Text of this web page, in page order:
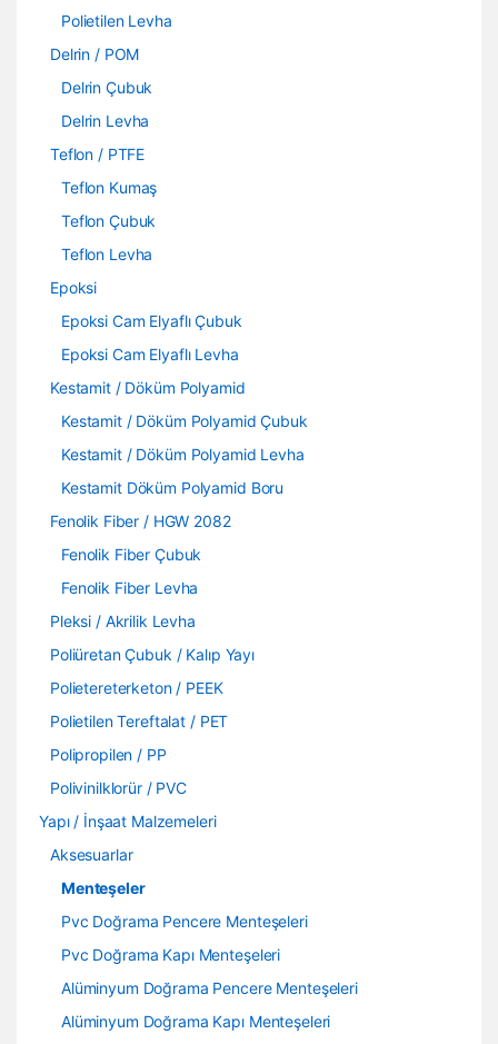
Polietilen Levha
Delrin / POM
Delrin Çubuk
Delrin Levha
Teflon / PTFE
Teflon Kumaş
Teflon Çubuk
Teflon Levha
Epoksi
Epoksi Cam Elyaflı Çubuk
Epoksi Cam Elyaflı Levha
Kestamit / Döküm Polyamid
Kestamit / Döküm Polyamid Çubuk
Kestamit / Döküm Polyamid Levha
Kestamit Döküm Polyamid Boru
Fenolik Fiber / HGW 2082
Fenolik Fiber Çubuk
Fenolik Fiber Levha
Pleksi / Akrilik Levha
Poliüretan Çubuk / Kalıp Yayı
Polietereterketon / PEEK
Polietilen Tereftalat / PET
Polipropilen / PP
Polivinilklorür / PVC
Yapı / İnşaat Malzemeleri
Aksesuarlar
Menteşeler
Pvc Doğrama Pencere Menteşeleri
Pvc Doğrama Kapı Menteşeleri
Alüminyum Doğrama Pencere Menteşeleri
Alüminyum Doğrama Kapı Menteşeleri